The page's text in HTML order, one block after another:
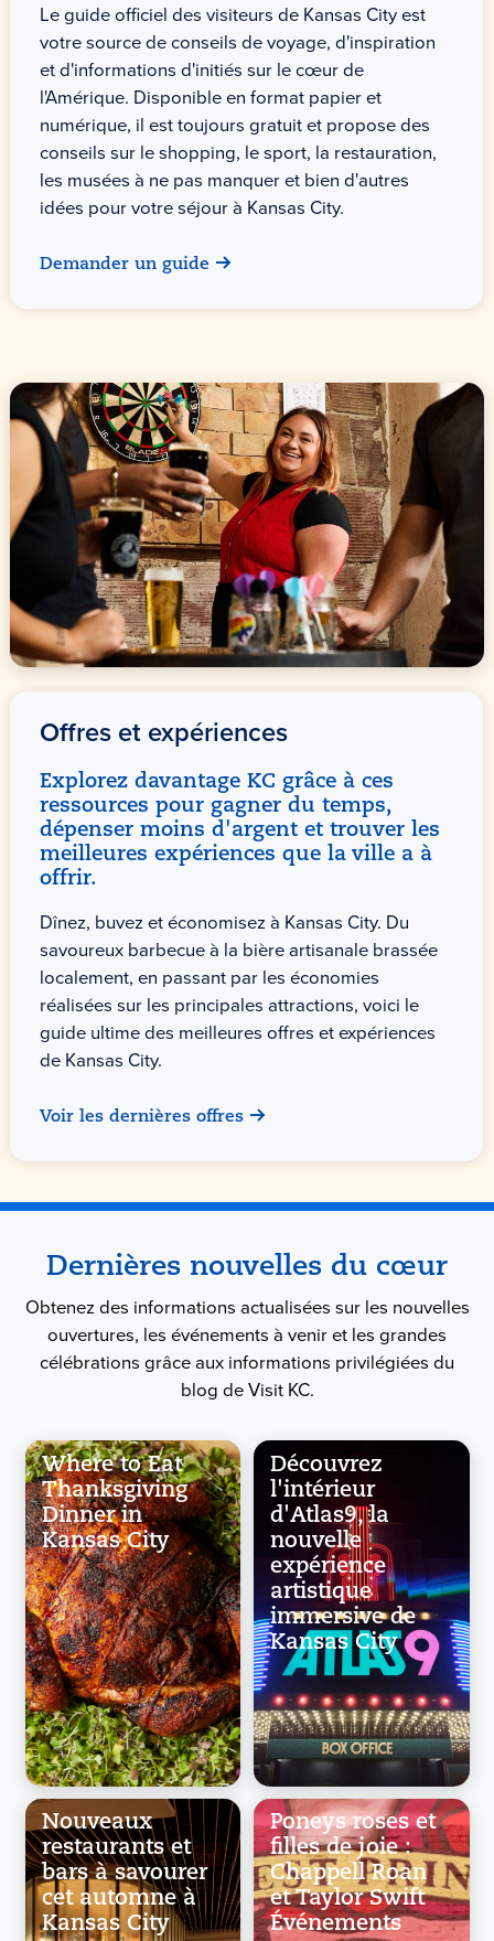
Le guide officiel des visiteurs de Kansas City est
votre source de conseils de voyage, d'inspiration
et d'informations d'initiés sur le cœur de
l'Amérique. Disponible en format papier et
numérique, il est toujours gratuit et propose des
conseils sur le shopping, le sport, la restauration,
les musées à ne pas manquer et bien d'autres
idées pour votre séjour à Kansas City.
Demander un guide
Offres et expériences
Explorez davantage KC grâce à ces
ressources pour gagner du temps,
dépenser moins d'argent et trouver les
meilleures expériences que la ville a à
offrir.
Dînez, buvez et économisez à Kansas City. Du
savoureux barbecue à la bière artisanale brassée
localement, en passant par les économies
réalisées sur les principales attractions, voici le
guide ultime des meilleures offres et expériences
de Kansas City.
Voir les dernières offres
Dernières nouvelles du cœur
Obtenez des informations actualisées sur les nouvelles
ouvertures, les événements à venir et les grandes
célébrations grâce aux informations privilégiées du
blog de Visit KC.
Where to Eat
Thanksgiving
Dinner in
Kansas City
Découvrez
l'intérieur
d'Atlas9, la
nouvelle
expérience
artistique
immersive de
Kansas City
Nouveaux
restaurants et
bars à savourer
cet automne à
Kansas City
Poneys roses et
filles de joie :
Chappell Roan
et Taylor Swift
Événements